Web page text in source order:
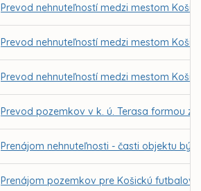
Prevod nehnuteľností medzi mestom
Prevod nehnuteľností medzi mestom
Prevod nehnuteľností medzi mestom
Prevod pozemkov v k. ú. Terasa formou
Prenájom nehnuteľnosti - časti objektu
Prenájom pozemkov pre Košickú